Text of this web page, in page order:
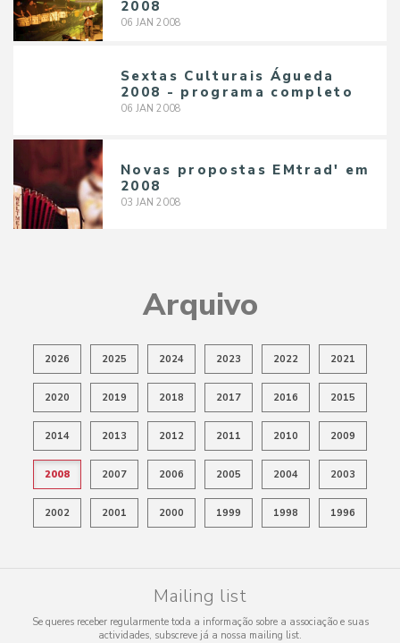
2008
06 JAN 2008
Sextas Culturais Águeda
2008 - programa completo
06 JAN 2008
Novas propostas EMtrad' em
2008
03 JAN 2008
Arquivo
2026 2025 2024 2023 2022 2021
2020 2019 2018 2017 2016 2015
2014 2013 2012 2011 2010 2009
2008 2007 2006 2005 2004 2003
2002 2001 2000 1999 1998 1996
Mailing list
Se queres receber regularmente toda a informação sobre a associação e suas
actividades, subscreve já a nossa mailing list.